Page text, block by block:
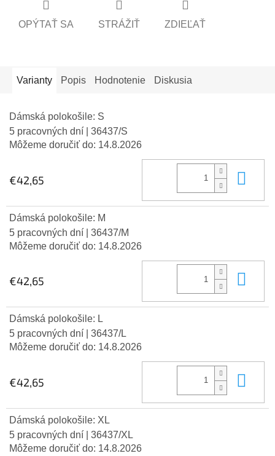
OPÝTAŤ SA STRÁŽIŤ ZDIEĽAŤ
Varianty Popis Hodnotenie Diskusia
Dámská polokošile: S
5 pracovných dní
| 36437/S
Môžeme doručiť do: 14.8.2026
€42,65
Dámská polokošile: M
5 pracovných dní
| 36437/M
Môžeme doručiť do: 14.8.2026
€42,65
Dámská polokošile: L
5 pracovných dní
| 36437/L
Môžeme doručiť do: 14.8.2026
€42,65
Dámská polokošile: XL
5 pracovných dní
| 36437/XL
Môžeme doručiť do: 14.8.2026